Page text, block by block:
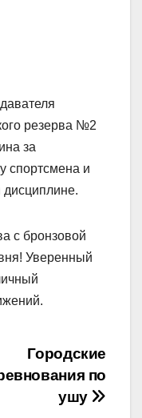
резерва №2
за
спортсмена и
с бронзовой
Уверенный
Городские
по
ушу